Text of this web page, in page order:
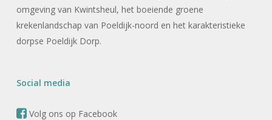
omgeving van Kwintsheul, het boeiende groene
krekenlandschap van Poeldijk-noord en het karakteristieke
dorpse Poeldijk Dorp.
Social media
Volg ons op Facebook